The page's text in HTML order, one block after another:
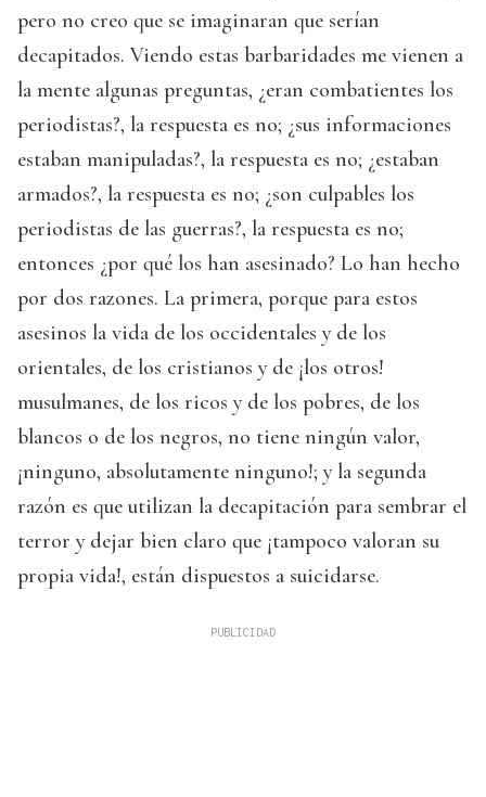
pero no creo que se imaginaran que serían
decapitados. Viendo estas barbaridades me vienen a
la mente algunas preguntas, ¿eran combatientes los
periodistas?, la respuesta es no; ¿sus informaciones
estaban manipuladas?, la respuesta es no; ¿estaban
armados?, la respuesta es no; ¿son culpables los
periodistas de las guerras?, la respuesta es no;
entonces ¿por qué los han asesinado? Lo han hecho
por dos razones. La primera, porque para estos
asesinos la vida de los occidentales y de los
orientales, de los cristianos y de ¡los otros!
musulmanes, de los ricos y de los pobres, de los
blancos o de los negros, no tiene ningún valor,
¡ninguno, absolutamente ninguno!; y la segunda
razón es que utilizan la decapitación para sembrar el
terror y dejar bien claro que ¡tampoco valoran su
propia vida!, están dispuestos a suicidarse.